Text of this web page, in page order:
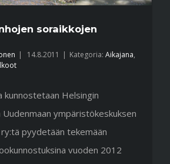
soraikkojen
| 14.8.2011 | Kategoria: Aikajana,
kunnostetaan Helsingin
Uudenmaan ympäristökeskuksen
pyydetään tekemään
vuoden 2012